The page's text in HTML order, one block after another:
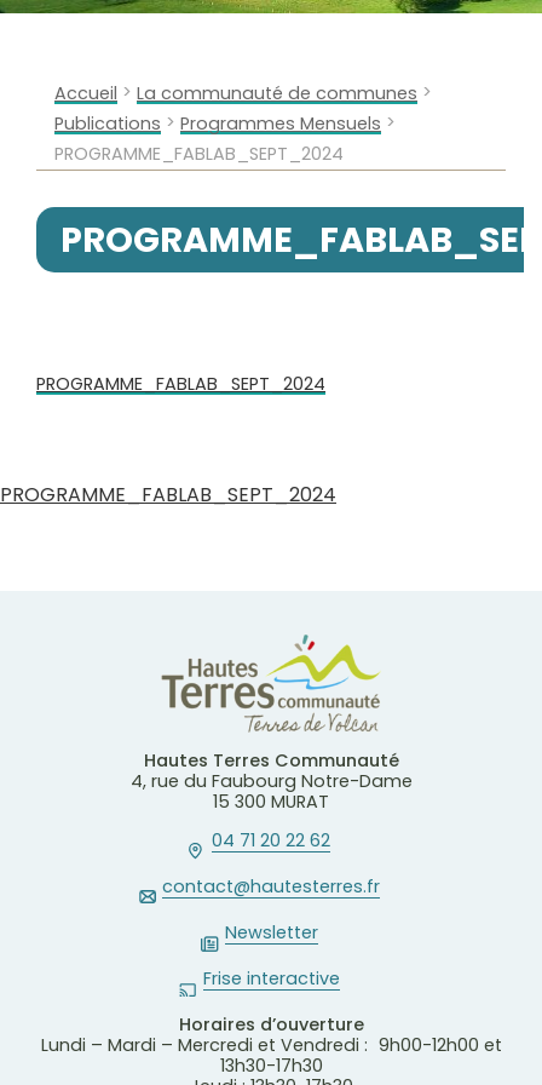
Accueil > La communauté de communes >
Publications > Programmes Mensuels >
PROGRAMME_FABLAB_SEPT_2024
PROGRAMME_FABLAB_SEPT_2024
PROGRAMME_FABLAB_SEPT_2024
Hautes Terres Communauté
4, rue du Faubourg Notre-Dame
15 300 MURAT
04 71 20 22 62
contact@hautesterres.fr
Newsletter
Frise interactive
Horaires d’ouverture
Lundi – Mardi – Mercredi et Vendredi : 9h00-12h00 et
13h30-17h30